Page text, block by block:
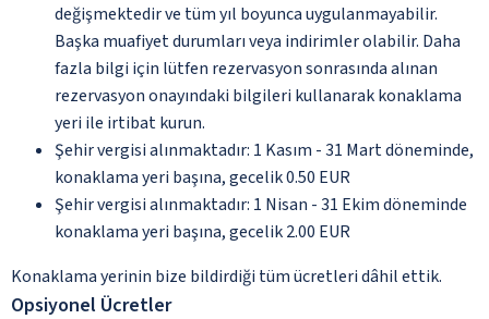
değişmektedir ve tüm yıl boyunca uygulanmayabilir.
Başka muafiyet durumları veya indirimler olabilir. Daha
fazla bilgi için lütfen rezervasyon sonrasında alınan
rezervasyon onayındaki bilgileri kullanarak konaklama
yeri ile irtibat kurun.
Şehir vergisi alınmaktadır: 1 Kasım - 31 Mart döneminde,
konaklama yeri başına, gecelik 0.50 EUR
Şehir vergisi alınmaktadır: 1 Nisan - 31 Ekim döneminde
konaklama yeri başına, gecelik 2.00 EUR
Konaklama yerinin bize bildirdiği tüm ücretleri dâhil ettik.
Opsiyonel Ücretler